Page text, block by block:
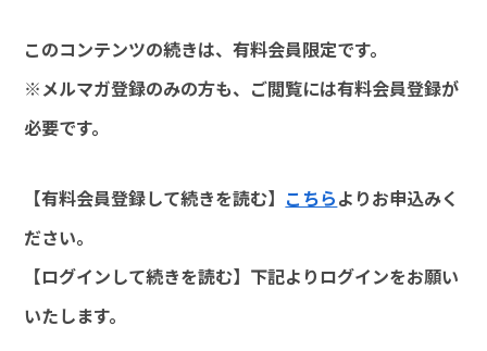
このコンテンツの続きは、有料会員限定です。
※メルマガ登録のみの方も、ご閲覧には有料会員登録が
必要です。
【有料会員登録して続きを読む】 こちらよりお申込みく
ださい。
【ログインして続きを読む】下記よりログインをお願い
いたします。